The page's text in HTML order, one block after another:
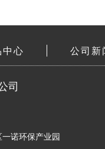
中心 公司新
司
诺环保产业园